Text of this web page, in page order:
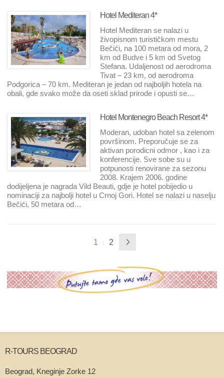
Hotel Mediteran 4*
Hotel Mediteran se nalazi u
živopisnom turističkom mestu
Bečići, na 100 metara od mora, 2
km od Budve i 5 km od Svetog
Stefana. Udaljenost od aerodroma
Tivat – 23 km, od aerodroma
Podgorica – 70 km. Mediteran je jedan od najboljih hotela na
obali, gde svako može da oseti sklad prirode i opusti se…
Hotel Montenegro Beach Resort 4*
Moderan, udoban hotel sa zelenom
površinom. Preporučuje se za
aktivan porodicni odmor , kao i za
konferencije. Sve sobe su u
potpunosti renovirane za sezonu
2008. Krajem 2006. godine
dodijeljena je nagrada Vild Beauti, gdje je hotel pobijedio u
nominaciji za najbolji hotel u Crnoj Gori. Hotel se nalazi u naselju
Bečići, 50 metara od…
1 2
R-TOURS BEOGRAD
Beograd, Kneginje Zorke 12